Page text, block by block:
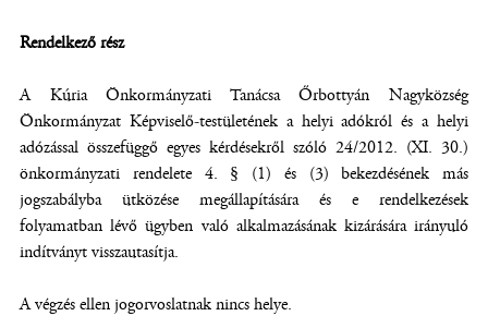
Rendelkező rész
A Kúria Önkormányzati Tanácsa Őrbottyán Nagyközség
Önkormányzat Képviselő-testületének a helyi adókról és a helyi
adózással összefüggő egyes kérdésekről szóló 24/2012. (XI. 30.)
önkormányzati rendelete 4. § (1) és (3) bekezdésének más
jogszabályba ütközése megállapítására és e rendelkezések
folyamatban lévő ügyben való alkalmazásának kizárására irányuló
indítványt visszautasítja.
A végzés ellen jogorvoslatnak nincs helye.